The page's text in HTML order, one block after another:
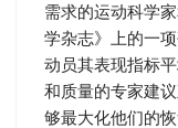
需求的运动科学
学杂志》上的一
动员其表现指标
和质量的专家建
够最大化他们的